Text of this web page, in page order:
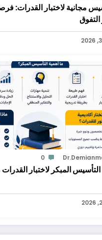
مجانية لاختبار القدرات:
0
التأسيس المبكر لاختبار